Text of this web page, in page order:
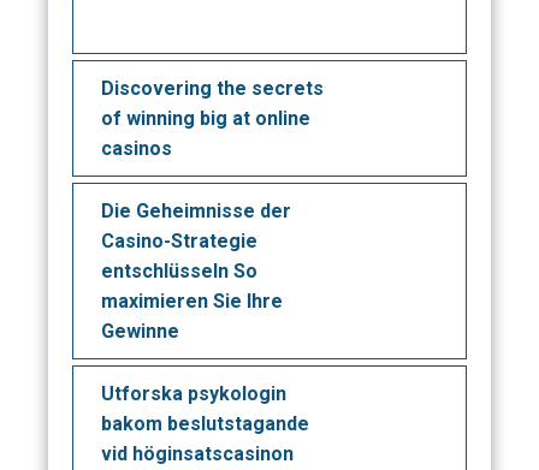
Discovering the secrets
of winning big at online
casinos
Die Geheimnisse der
Casino-Strategie
entschlüsseln So
maximieren Sie Ihre
Gewinne
Utforska psykologin
bakom beslutstagande
vid höginsatscasinon